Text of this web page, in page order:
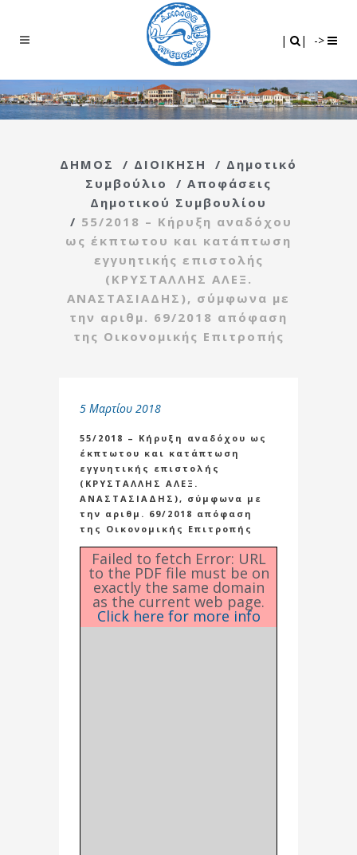
| | ->
ΔΗΜΟΣ / ΔΙΟΙΚΗΣΗ / Δημοτικό
Συμβούλιο
/ Αποφάσεις
Δημοτικού Συμβουλίου
/ 55/2018 – Κήρυξη αναδόχου
ως έκπτωτου και κατάπτωση
εγγυητικής επιστολής
(ΚΡΥΣΤΑΛΛΗΣ ΑΛΕΞ.
ΑΝΑΣΤΑΣΙΑΔΗΣ), σύμφωνα με
την αριθμ. 69/2018 απόφαση
της Οικονομικής Επιτροπής
5 Μαρτίου 2018
55/2018 – Κήρυξη αναδόχου ως
έκπτωτου και κατάπτωση
εγγυητικής επιστολής
(ΚΡΥΣΤΑΛΛΗΣ ΑΛΕΞ.
ΑΝΑΣΤΑΣΙΑΔΗΣ), σύμφωνα με
την αριθμ. 69/2018 απόφαση
της Οικονομικής Επιτροπής
Failed to fetch Error: URL
to the PDF file must be on
exactly the same domain
as the current web page.
Click here for more info